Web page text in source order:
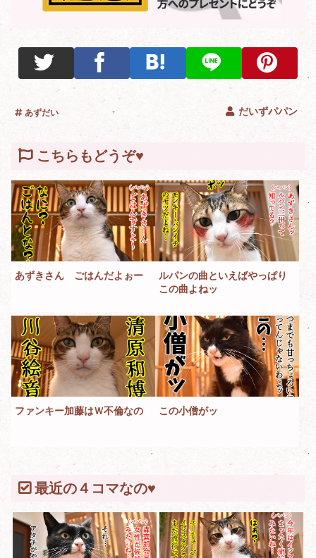
だいずパパン
あずだい
こちらもどうぞ♥
あずきさん ごはんだよぉー
ルパンの曲といえばやっぱり
この曲よねッ
ファンキー加藤はＷ不倫なの この小僧がッ
最近の４コマなの♥